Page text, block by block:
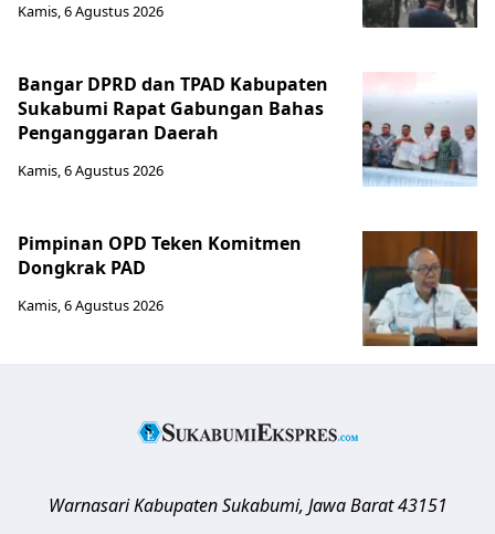
Kamis, 6 Agustus 2026
Bangar DPRD dan TPAD Kabupaten
Sukabumi Rapat Gabungan Bahas
Penganggaran Daerah
Kamis, 6 Agustus 2026
Pimpinan OPD Teken Komitmen
Dongkrak PAD
Kamis, 6 Agustus 2026
Warnasari Kabupaten Sukabumi, Jawa Barat 43151